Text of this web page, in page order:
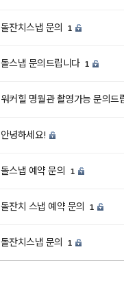
돌잔치스냅 문의 1
돌스냅 문의드립니다 1
워커힐 명월관 촬영가능 문의드
안녕하세요!
돌스냅 예약 문의 1
돌잔치 스냅 예약 문의 1
돌잔치스냅 문의 1